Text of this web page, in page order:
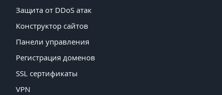
Защита от DDoS атак
Конструктор сайтов
Панели управления
Регистрация доменов
SSL сертификаты
VPN